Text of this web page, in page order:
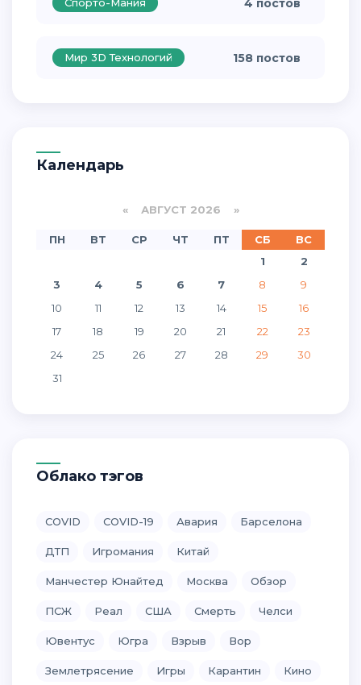
4 постов
Мир 3D Технологий 158 постов
Календарь
«АВГУСТ 2026 »
ПН ВТ СР ЧТ ПТ СБ
ВС
1
2
3
4 5 6 7 8
9
10
11 12 13 14 15
16
17
18 19 20 21 22
23
24
25 26 27 28 29
30
31
Облако тэгов
COVID COVID-19 Авария Барселона
ДТП Игромания Китай
Манчестер Юнайтед Москва Обзор
ПСЖ Реал США Смерть Челси
Ювентус Югра Взрыв Вор
Землетрясение Игры Карантин Кино